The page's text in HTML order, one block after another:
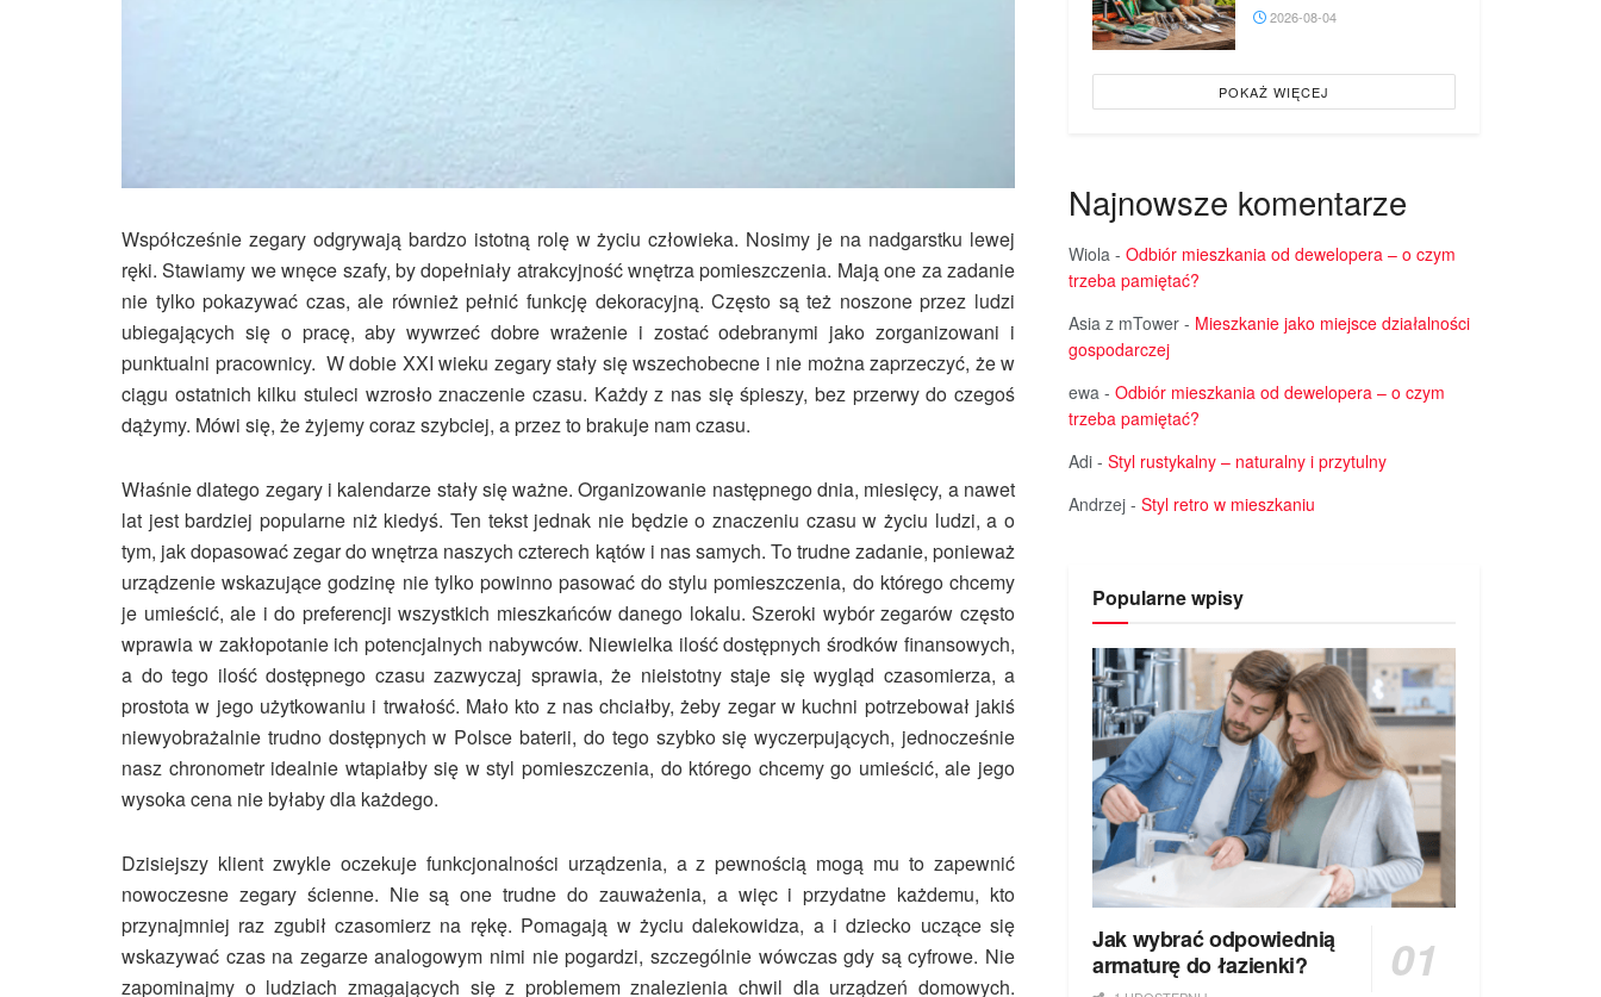
Współcześnie zegary odgrywają bardzo istotną rolę w życiu człowieka. Nosimy je na nadgarstku lewej
ręki. Stawiamy we wnęce szafy, by dopełniały atrakcyjność wnętrza pomieszczenia. Mają one za zadanie
nie tylko pokazywać czas, ale również pełnić funkcję dekoracyjną. Często są też noszone przez ludzi
ubiegających się o pracę, aby wywrzeć dobre wrażenie i zostać odebranymi jako zorganizowani i
punktualni pracownicy. W dobie XXI wieku zegary stały się wszechobecne i nie można zaprzeczyć, że w
ciągu ostatnich kilku stuleci wzrosło znaczenie czasu. Każdy z nas się śpieszy, bez przerwy do czegoś
dążymy. Mówi się, że żyjemy coraz szybciej, a przez to brakuje nam czasu.
Właśnie dlatego zegary i kalendarze stały się ważne. Organizowanie następnego dnia, miesięcy, a nawet
lat jest bardziej popularne niż kiedyś. Ten tekst jednak nie będzie o znaczeniu czasu w życiu ludzi, a o
tym, jak dopasować zegar do wnętrza naszych czterech kątów i nas samych. To trudne zadanie, ponieważ
urządzenie wskazujące godzinę nie tylko powinno pasować do stylu pomieszczenia, do którego chcemy
je umieścić, ale i do preferencji wszystkich mieszkańców danego lokalu. Szeroki wybór zegarów często
wprawia w zakłopotanie ich potencjalnych nabywców. Niewielka ilość dostępnych środków finansowych,
a do tego ilość dostępnego czasu zazwyczaj sprawia, że nieistotny staje się wygląd czasomierza, a
prostota w jego użytkowaniu i trwałość. Mało kto z nas chciałby, żeby zegar w kuchni potrzebował jakiś
niewyobrażalnie trudno dostępnych w Polsce baterii, do tego szybko się wyczerpujących, jednocześnie
nasz chronometr idealnie wtapiałby się w styl pomieszczenia, do którego chcemy go umieścić, ale jego
wysoka cena nie byłaby dla każdego.
Dzisiejszy klient zwykle oczekuje funkcjonalności urządzenia, a z pewnością mogą mu to zapewnić
nowoczesne zegary ścienne. Nie są one trudne do zauważenia, a więc i przydatne każdemu, kto
przynajmniej raz zgubił czasomierz na rękę. Pomagają w życiu dalekowidza, a i dziecko uczące się
wskazywać czas na zegarze analogowym nimi nie pogardzi, szczególnie wówczas gdy są cyfrowe. Nie
zapominajmy o ludziach zmagających się z problemem znalezienia chwil dla urządzeń domowych.
2026-08-04
POKAŻ WIĘCEJ
Najnowsze komentarze
Wiola - Odbiór mieszkania od dewelopera – o czym
trzeba pamiętać?
Asia z mTower - Mieszkanie jako miejsce działalności
gospodarczej
ewa - Odbiór mieszkania od dewelopera – o czym
trzeba pamiętać?
Adi - Styl rustykalny – naturalny i przytulny
Andrzej - Styl retro w mieszkaniu
Popularne wpisy
Jak wybrać odpowiednią
armaturę do łazienki?